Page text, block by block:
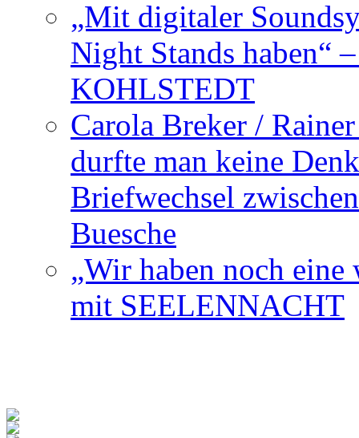
„Mit digitaler
Night Stands haben“
KOHLSTEDT
Carola Breker /
durfte man keine
Briefwechsel
Buesche
„Wir haben noch
mit SEELENNACHT